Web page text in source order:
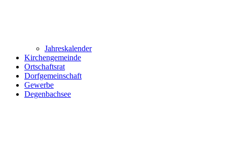
Jahreskalender
Kirchengemeinde
Ortschaftsrat
Dorfgemeinschaft
Gewerbe
Degenbachsee